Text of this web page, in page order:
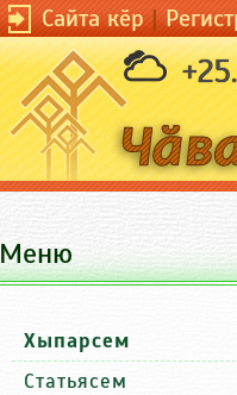
Сайта кӗр|
Меню
Хыпарсем
Статьясем